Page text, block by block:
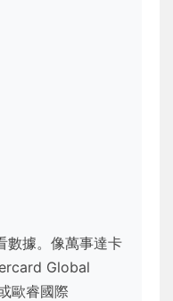
數據。像萬事達卡
Global
歐睿國際